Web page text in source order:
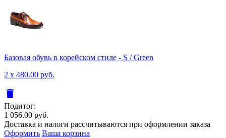
Базовая обувь в корейском стиле - S / Green
2 x 480.00 руб.
delete
Подитог:
1 056.00 руб.
Доставка и налоги рассчитываются при оформлении заказа
Оформить Ваша корзина